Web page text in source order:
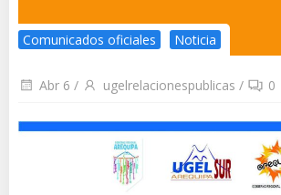
Comunicados oficiales Noticia
Abr 6 / ugelrelacionespublicas / 0